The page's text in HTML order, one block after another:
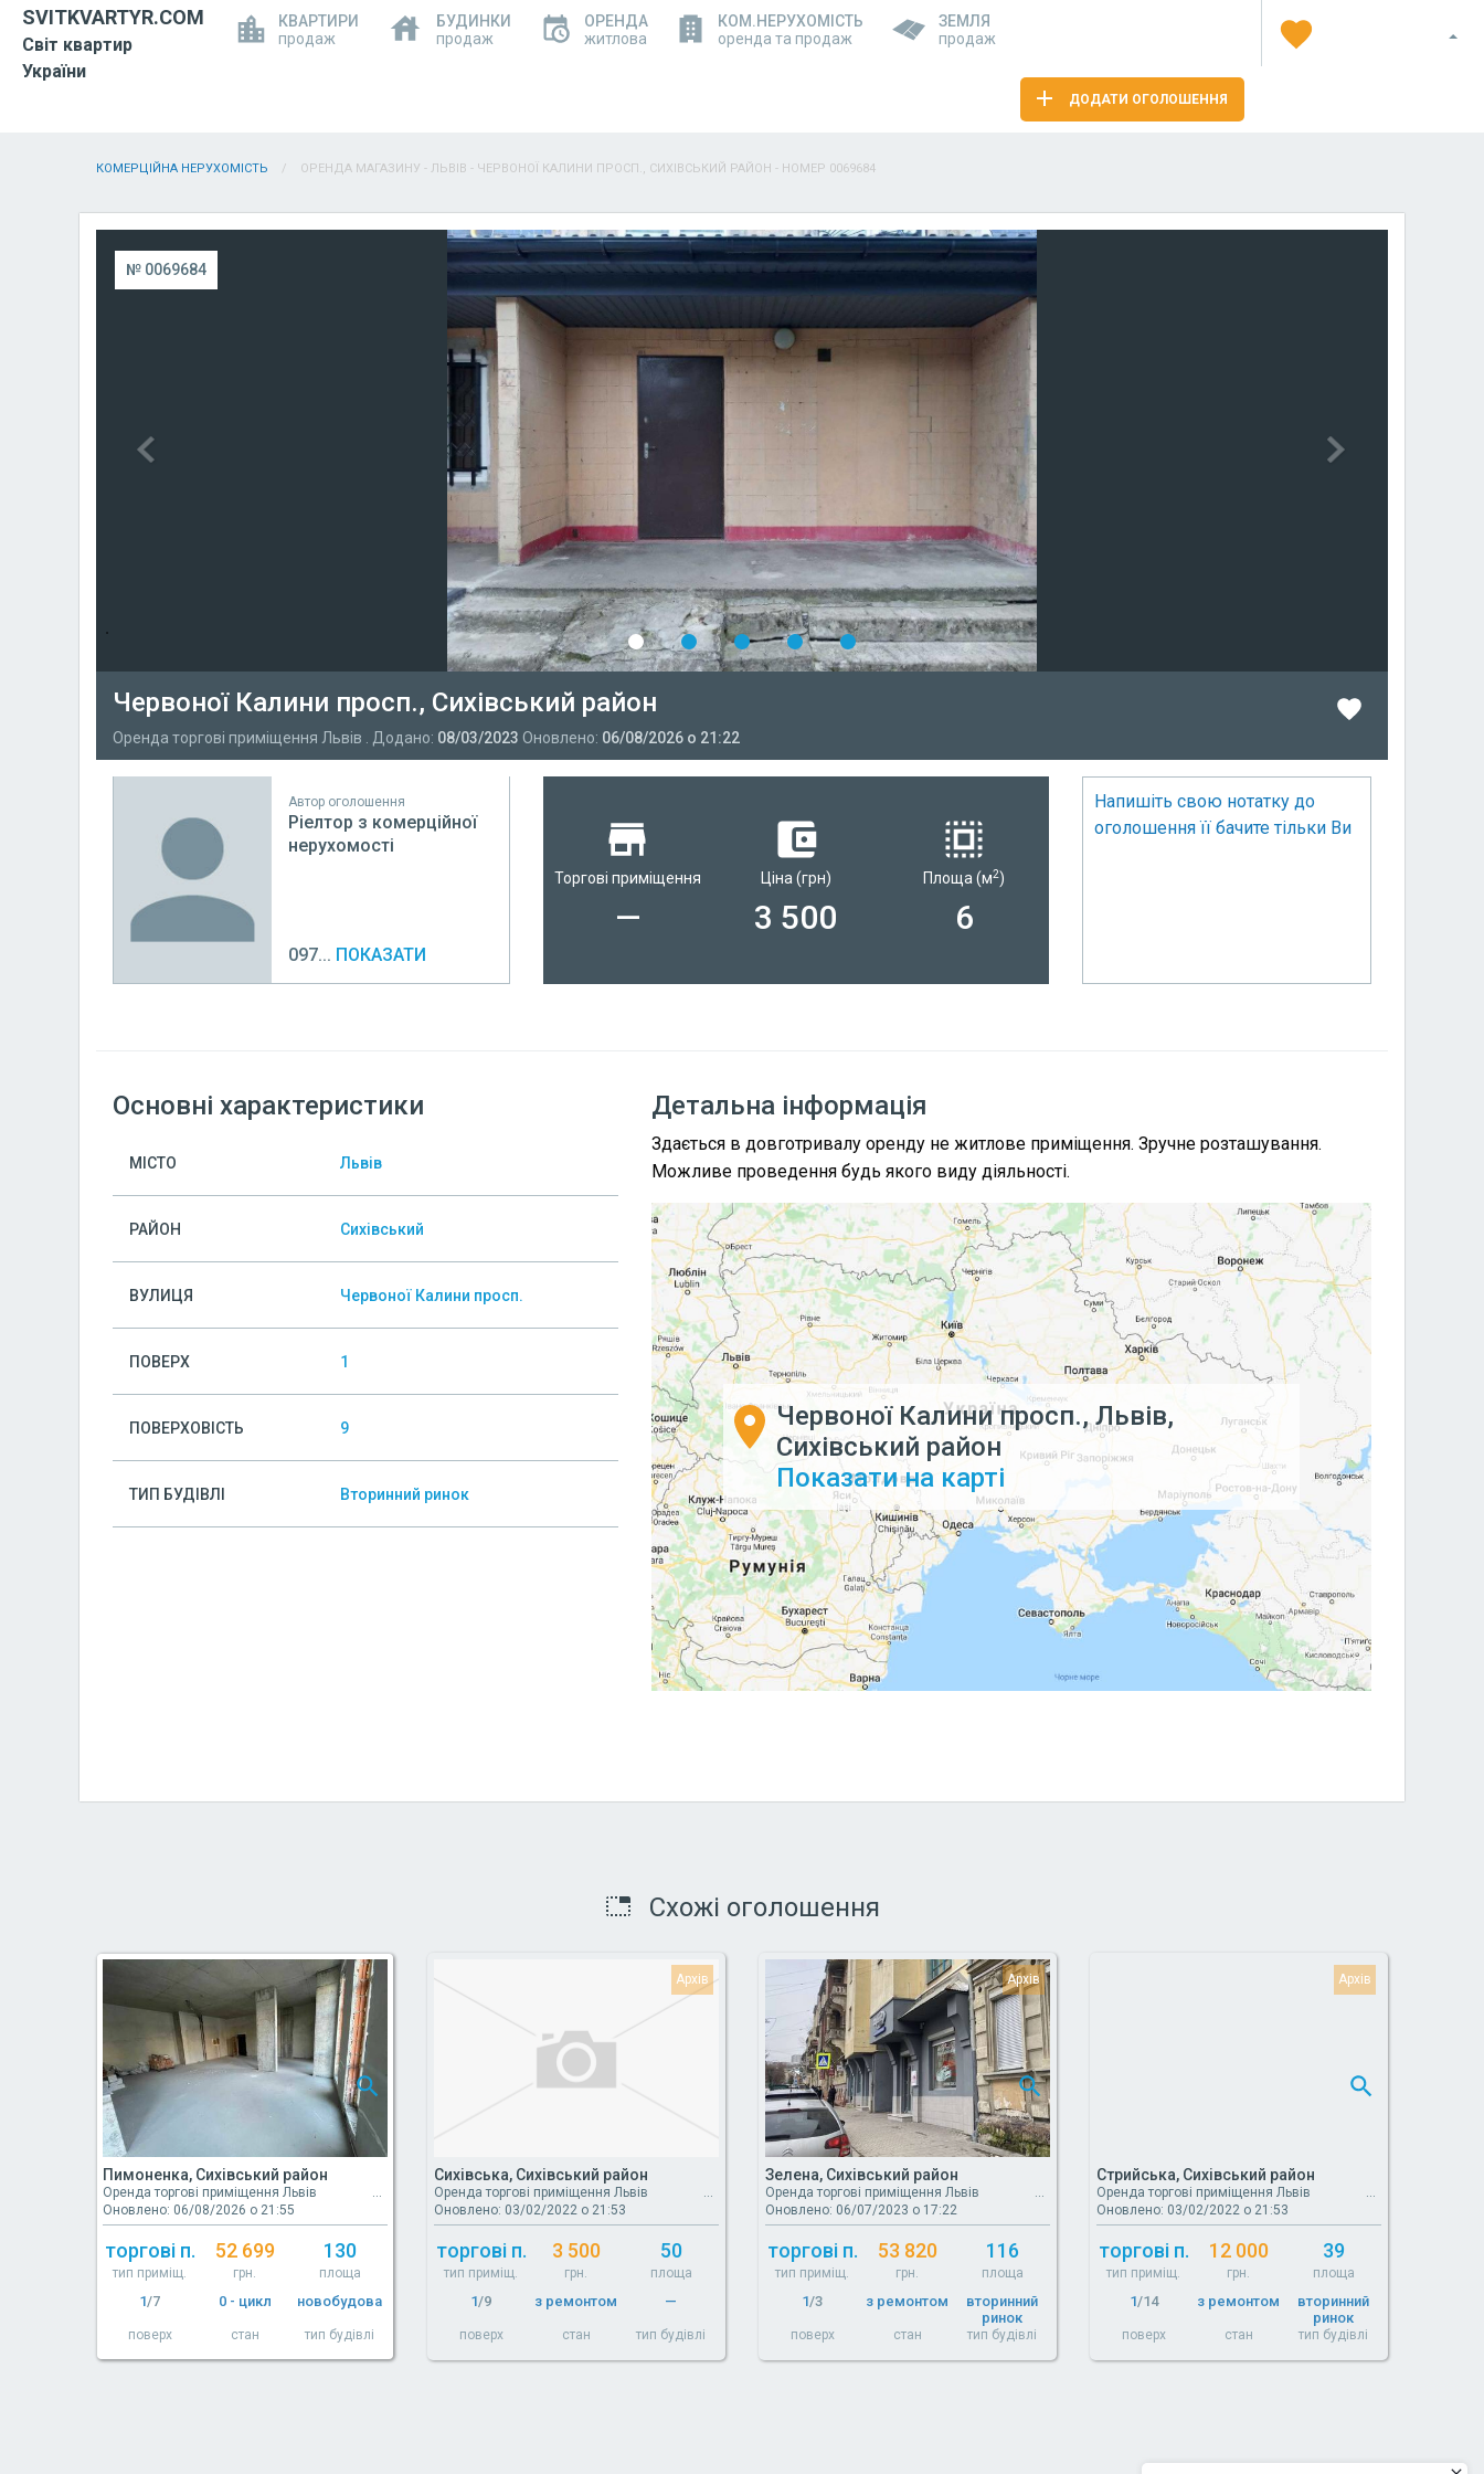
SVITKVARTYR.COM
Світ квартир
України
КВАРТИРИ
продаж
БУДИНКИ
продаж
ОРЕНДА
житлова
КОМ.НЕРУХОМІСТЬ
оренда та продаж
ЗЕМЛЯ
продаж
ДОДАТИ ОГОЛОШЕННЯ
КОМЕРЦІЙНА НЕРУХОМІСТЬ ОРЕНДА МАГАЗИНУ - ЛЬВІВ - ЧЕРВОНОЇ КАЛИНИ ПРОСП., СИХІВСЬКИЙ РАЙОН - НОМЕР 0069684
№ 0069684
Червоної Калини просп., Сихівський район
Оренда торгові приміщення Львів . Додано: 08/03/2023 Оновлено: 06/08/2026 о 21:22
Автор оголошення
Ріелтор з комерційної
нерухомості
097... ПОКАЗАТИ
Торгові приміщення
—
Ціна (грн)
3 500
Площа(м2)
6
Напишіть свою нотатку до
оголошення її бачите тільки Ви
Основні характеристики
МІСТО Львів
РАЙОН Сихівський
ВУЛИЦЯ Червоної Калини просп.
ПОВЕРХ 1
ПОВЕРХОВІСТЬ 9
ТИП БУДІВЛІ Вторинний ринок
Детальна інформація
Здається в довготривалу оренду не житлове приміщення. Зручне розташування.
Можливе проведення будь якого виду діяльності.
Червоної Калини просп., Львів,
Сихівський район
Показати на карті
Схожі оголошення
Пимоненка, Сихівський район
Оренда торгові приміщення Львів
Оновлено: 06/08/2026 о 21:55
торгові п.
тип приміщ.
52 699
грн.
130
площа
1/7
поверх
0 - цикл
стан
новобудова
тип будівлі
Сихівська, Сихівський район
Оренда торгові приміщення Львів
Оновлено: 03/02/2022 о 21:53
торгові п.
тип приміщ.
3 500
грн.
50
площа
1/9
поверх
з ремонтом
стан
—
тип будівлі
Зелена, Сихівський район
Оренда торгові приміщення Львів
Оновлено: 06/07/2023 о 17:22
торгові п.
тип приміщ.
53 820
грн.
116
площа
1/3
поверх
з ремонтом
стан
вторинний
ринок
тип будівлі
Стрийська, Сихівський район
Оренда торгові приміщення Львів
Оновлено: 03/02/2022 о 21:53
торгові п.
тип приміщ.
12 000
грн.
39
площа
1/14
поверх
з ремонтом
стан
вторинний
ринок
тип будівлі